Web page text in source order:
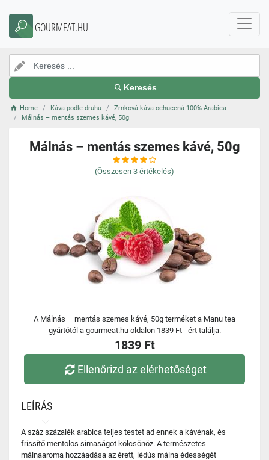
GOURMEAT.HU
Keresés
Home Káva podle druhu
Zrnková káva ochucená 100% Arabica
Málnás – mentás szemes kávé, 50g
Málnás – mentás szemes kávé, 50g
(Összesen 3 értékelés)
A Málnás – mentás szemes kávé, 50g terméket a Manu tea
gyártótól a gourmeat.hu oldalon 1839 Ft - ért találja.
1839 Ft
Ellenőrizd az elérhetőséget
LEÍRÁS
A száz százalék arabica teljes testet ad ennek a kávénak, és
frissítő mentolos simaságot kölcsönöz. A természetes
málnaaroma hozzáadása az érett, lédús málna édességét